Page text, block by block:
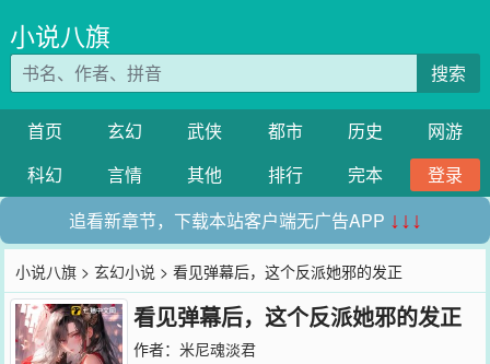
小说八旗
搜索
首页 玄幻 武侠 都市 历史
网游
科幻
言情 其他 排行 完本
登录
追看新章节，下载本站客户端无广告APP ↓↓↓
小说八旗 >玄幻小说 > 看见弹幕后，这个反派她邪的发正
看见弹幕后，这个反派她邪的发正
作者： 米尼魂淡君